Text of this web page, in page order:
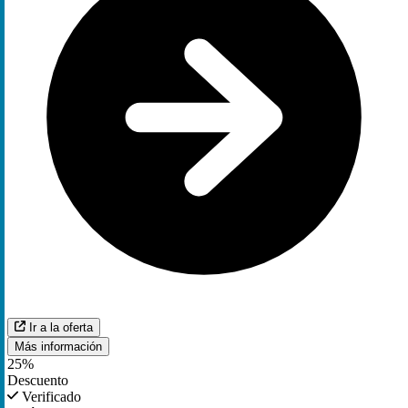
Ir a la oferta
Más información
25%
Descuento
Verificado